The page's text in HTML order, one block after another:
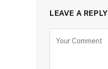
LEAVE A REPLY